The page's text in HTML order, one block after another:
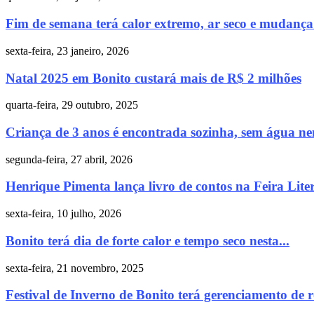
Fim de semana terá calor extremo, ar seco e
sexta-feira, 23 janeiro, 2026
Natal 2025 em Bonito custará mais de R$ 2 milhões
quarta-feira, 29 outubro, 2025
Criança de 3 anos é encontrada sozinha, sem água
segunda-feira, 27 abril, 2026
Henrique Pimenta lança livro de contos na Feira
sexta-feira, 10 julho, 2026
Bonito terá dia de forte calor e tempo seco nesta...
sexta-feira, 21 novembro, 2025
Festival de Inverno de Bonito terá gerenciamento de